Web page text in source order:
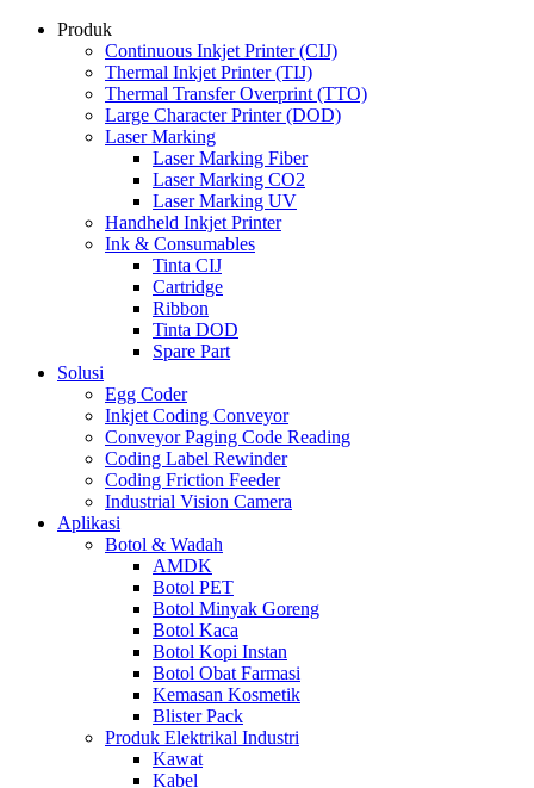
Produk
Continuous Inkjet Printer (CIJ)
Thermal Inkjet Printer (TIJ)
Thermal Transfer Overprint (TTO)
Large Character Printer (DOD)
Laser Marking
Laser Marking Fiber
Laser Marking CO2
Laser Marking UV
Handheld Inkjet Printer
Ink & Consumables
Tinta CIJ
Cartridge
Ribbon
Tinta DOD
Spare Part
Solusi
Egg Coder
Inkjet Coding Conveyor
Conveyor Paging Code Reading
Coding Label Rewinder
Coding Friction Feeder
Industrial Vision Camera
Aplikasi
Botol & Wadah
AMDK
Botol PET
Botol Minyak Goreng
Botol Kaca
Botol Kopi Instan
Botol Obat Farmasi
Kemasan Kosmetik
Blister Pack
Produk Elektrikal Industri
Kawat
Kabel